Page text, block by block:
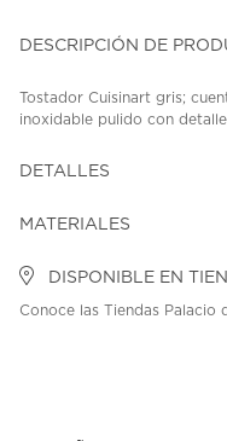
DESCRIPCIÓN DE
Tostador Cuisinart gris;
inoxidable pulido con
DETALLES
MATERIALES
DISPONIBLE EN
Conoce las Tiendas Palacio